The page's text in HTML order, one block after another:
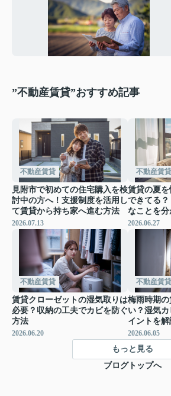
”不動産賃貸”おすすめ記事
不動産賃貸
見附市で初めての住宅購入を検
討中の方へ！支援制度を活用し
て賃貸から持ち家へ進む方法
2026.07.13
不動産賃貸
賃貸の夏
できてる
なことを
2026.06.27
不動産賃貸
賃貸クローゼットの湿気取りは
必要？収納の工夫でカビを防ぐ
方法
2026.06.20
不動産賃貸
梅雨時期
い？湿気
イントを解
2026.06.05
もっと見る
ブログトップへ